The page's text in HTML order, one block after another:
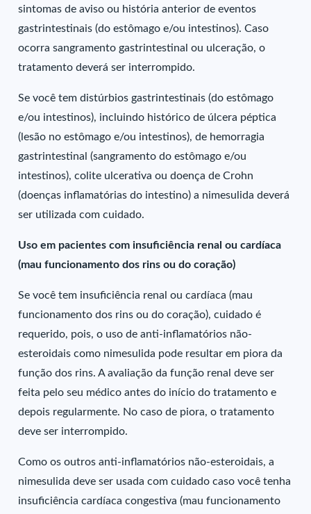
sintomas de aviso ou história anterior de eventos
gastrintestinais (do estômago e/ou intestinos). Caso
ocorra sangramento gastrintestinal ou ulceração, o
tratamento deverá ser interrompido.
Se você tem distúrbios gastrintestinais (do estômago
e/ou intestinos), incluindo histórico de úlcera péptica
(lesão no estômago e/ou intestinos), de hemorragia
gastrintestinal (sangramento do estômago e/ou
intestinos), colite ulcerativa ou doença de Crohn
(doenças inflamatórias do intestino) a nimesulida deverá
ser utilizada com cuidado.
Uso em pacientes com insuficiência renal ou cardíaca
(mau funcionamento dos rins ou do coração)
Se você tem insuficiência renal ou cardíaca (mau
funcionamento dos rins ou do coração), cuidado é
requerido, pois, o uso de anti-inflamatórios não-
esteroidais como nimesulida pode resultar em piora da
função dos rins. A avaliação da função renal deve ser
feita pelo seu médico antes do início do tratamento e
depois regularmente. No caso de piora, o tratamento
deve ser interrompido.
Como os outros anti-inflamatórios não-esteroidais, a
nimesulida deve ser usada com cuidado caso você tenha
insuficiência cardíaca congestiva (mau funcionamento